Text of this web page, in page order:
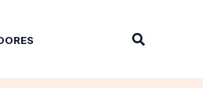
Buscar